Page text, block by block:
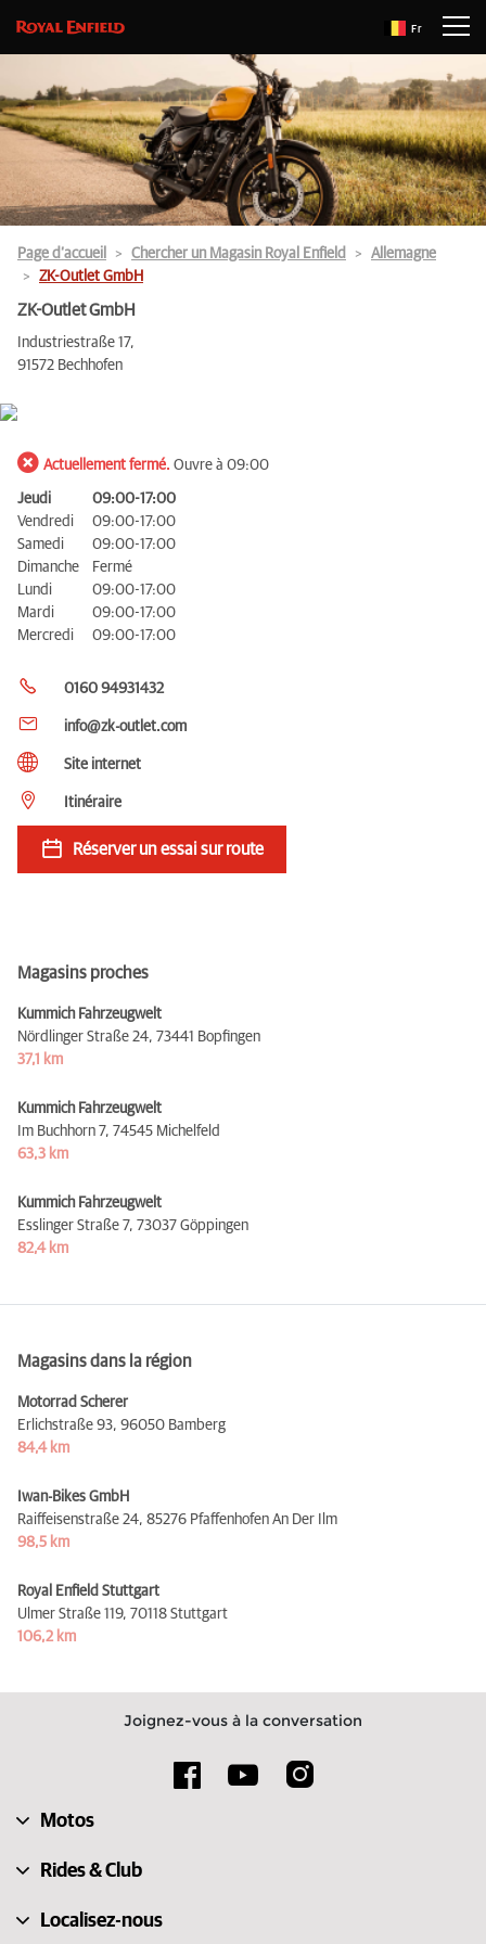
Fr
Page d’accueil Chercher un Magasin Royal Enfield
Allemagne
ZK-Outlet GmbH
ZK-Outlet GmbH
Industriestraße 17,
91572 Bechhofen
Actuellement fermé. Ouvre à 09:00
Jeudi
09:00-17:00
Vendredi
09:00-17:00
Samedi
09:00-17:00
Dimanche
Fermé
Lundi
09:00-17:00
Mardi
09:00-17:00
Mercredi
09:00-17:00
0160 94931432
info@zk-outlet.com
Site internet
Itinéraire
Réserver un essai sur route
Magasins proches
Kummich Fahrzeugwelt
Nördlinger Straße 24, 73441 Bopfingen
37,1 km
Kummich Fahrzeugwelt
Im Buchhorn 7, 74545 Michelfeld
63,3 km
Kummich Fahrzeugwelt
Esslinger Straße 7, 73037 Göppingen
82,4 km
Magasins dans la région
Motorrad Scherer
Erlichstraße 93, 96050 Bamberg
84,4 km
Iwan-Bikes GmbH
Raiffeisenstraße 24, 85276 Pfaffenhofen An Der Ilm
98,5 km
Royal Enfield Stuttgart
Ulmer Straße 119, 70118 Stuttgart
106,2 km
Joignez-vous à la conversation
Motos
Rides & Club
Localisez-nous